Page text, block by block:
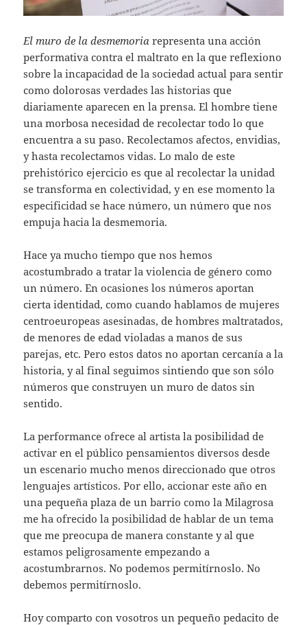
El muro de la desmemoriarepresenta una acción
performativa contra el maltrato en la que reflexiono
sobre la incapacidad de la sociedad actual para sentir
como dolorosas verdades las historias que
diariamente aparecen en la prensa. El hombre tiene
una morbosa necesidad de recolectar todo lo que
encuentra a su paso. Recolectamos afectos, envidias,
y hasta recolectamos vidas. Lo malo de este
prehistórico ejercicio es que al recolectar la unidad
se transforma en colectividad, y en ese momento la
especificidad se hace número, un número que nos
empuja hacia la desmemoria.
Hace ya mucho tiempo que nos hemos
acostumbrado a tratar la violencia de género como
un número. En ocasiones los números aportan
cierta identidad, como cuando hablamos de mujeres
centroeuropeas asesinadas, de hombres maltratados,
de menores de edad violadas a manos de sus
parejas, etc. Pero estos datos no aportan cercanía a la
historia, y al final seguimos sintiendo que son sólo
números que construyen un muro de datos sin
sentido.
La performance ofrece al artista la posibilidad de
activar en el público pensamientos diversos desde
un escenario mucho menos direccionado que otros
lenguajes artísticos. Por ello, accionar este año en
una pequeña plaza de un barrio como la Milagrosa
me ha ofrecido la posibilidad de hablar de un tema
que me preocupa de manera constante y al que
estamos peligrosamente empezando a
acostumbrarnos. No podemos permitírnoslo. No
debemos permitírnoslo.
Hoy comparto con vosotros un pequeño pedacito de